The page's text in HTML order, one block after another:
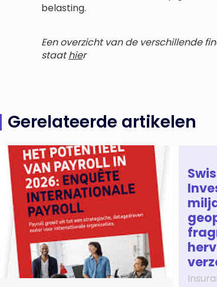
belasting.
Een overzicht van de verschillende
staathier
Gerelateerde artikelen